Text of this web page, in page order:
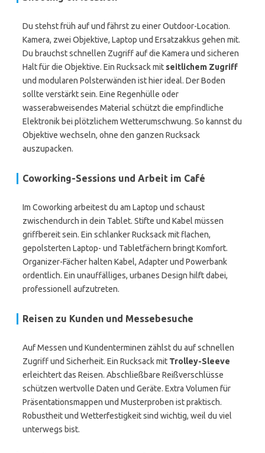
Du stehst früh auf und fährst zu einer Outdoor-Location.
Kamera, zwei Objektive, Laptop und Ersatzakkus gehen mit.
Du brauchst schnellen Zugriff auf die Kamera und sicheren
Halt für die Objektive. Ein Rucksack mit seitlichem Zugriff
und modularen Polsterwänden ist hier ideal. Der Boden
sollte verstärkt sein. Eine Regenhülle oder
wasserabweisendes Material schützt die empfindliche
Elektronik bei plötzlichem Wetterumschwung. So kannst du
Objektive wechseln, ohne den ganzen Rucksack
auszupacken.
Coworking-Sessions und Arbeit im Café
Im Coworking arbeitest du am Laptop und schaust
zwischendurch in dein Tablet. Stifte und Kabel müssen
griffbereit sein. Ein schlanker Rucksack mit flachen,
gepolsterten Laptop- und Tabletfächern bringt Komfort.
Organizer-Fächer halten Kabel, Adapter und Powerbank
ordentlich. Ein unauffälliges, urbanes Design hilft dabei,
professionell aufzutreten.
Reisen zu Kunden und Messebesuche
Auf Messen und Kundenterminen zählst du auf schnellen
Zugriff und Sicherheit. Ein Rucksack mit Trolley-Sleeve
erleichtert das Reisen. Abschließbare Reißverschlüsse
schützen wertvolle Daten und Geräte. Extra Volumen für
Präsentationsmappen und Musterproben ist praktisch.
Robustheit und Wetterfestigkeit sind wichtig, weil du viel
unterwegs bist.